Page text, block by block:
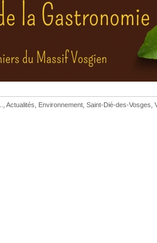
Actualités Environnement Saint-Dié-des-Vosges